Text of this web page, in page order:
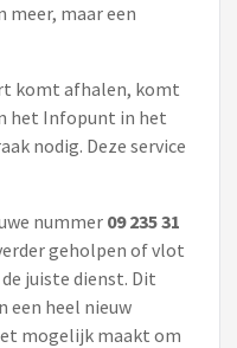
meer, maar een
komt afhalen, komt
het Infopunt in het
nodig. Deze service
nummer 09 235 31
geholpen of vlot
juiste dienst. Dit
een heel nieuw
mogelijk maakt om